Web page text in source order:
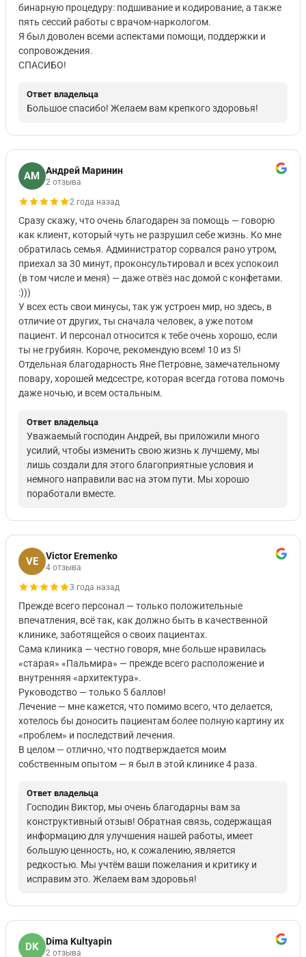
бинарную процедуру: подшивание и кодирование, а также
пять сессий работы с врачом-наркологом.
Я был доволен всеми аспектами помощи, поддержки и
сопровождения.
СПАСИБО!
Ответ владельца
Большое спасибо! Желаем вам крепкого здоровья!
АМ Андрей Маринин
2 отзыва
2 года назад
Сразу скажу, что очень благодарен за помощь — говорю
как клиент, который чуть не разрушил себе жизнь. Ко мне
обратилась семья. Администратор сорвался рано утром,
приехал за 30 минут, проконсультировал и всех успокоил
(в том числе и меня) — даже отвёз нас домой с конфетами.
:)))
У всех есть свои минусы, так уж устроен мир, но здесь, в
отличие от других, ты сначала человек, а уже потом
пациент. И персонал относится к тебе очень хорошо, если
ты не грубиян. Короче, рекомендую всем! 10 из 5!
Отдельная благодарность Яне Петровне, замечательному
повару, хорошей медсестре, которая всегда готова помочь
даже ночью, и всем остальным.
Ответ владельца
Уважаемый господин Андрей, вы приложили много
усилий, чтобы изменить свою жизнь к лучшему, мы
лишь создали для этого благоприятные условия и
немного направили вас на этом пути. Мы хорошо
поработали вместе.
VE Victor Eremenko
4 отзыва
3 года назад
Прежде всего персонал — только положительные
впечатления, всё так, как должно быть в качественной
клинике, заботящейся о своих пациентах.
Сама клиника — честно говоря, мне больше нравилась
«старая» «Пальмира» — прежде всего расположение и
внутренняя «архитектура».
Руководство — только 5 баллов!
Лечение — мне кажется, что помимо всего, что делается,
хотелось бы доносить пациентам более полную картину их
«проблем» и последствий лечения.
В целом — отлично, что подтверждается моим
собственным опытом — я был в этой клинике 4 раза.
Ответ владельца
Господин Виктор, мы очень благодарны вам за
конструктивный отзыв! Обратная связь, содержащая
информацию для улучшения нашей работы, имеет
большую ценность, но, к сожалению, является
редкостью. Мы учтём ваши пожелания и критику и
исправим это. Желаем вам здоровья!
DK Dima Kultyapin
2 отзыва